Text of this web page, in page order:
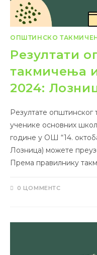
ОПШТИНСКО
Резултати
такмичења
2024:
Резултате општинског
ученике основних
године у ОШ “14.
Лозница) можете
Према правилнику
0 ЦОММЕНТС